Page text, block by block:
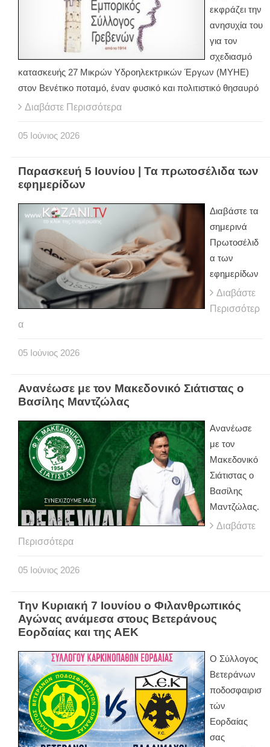
εκφράζει την
ανησυχία του
για τον
σχεδιασμό
κατασκευής 27 Μικρών Υδροηλεκτρικών Έργων (ΜΥΗΕ)
στον Βενέτικο ποταμό, έναν φυσικό και πολιτιστικό θησαυρό
Διαβάστε Περισσότερα
05 Ιούνιος 2026
Παρασκευή 5 Ιουνίου | Τα πρωτοσέλιδα των
εφημερίδων
Διαβάστε τα
σημερινά
Πρωτοσέλιδ
α των
εφημερίδων
Διαβάστε
Περισσότερ
α
05 Ιούνιος 2026
Ανανέωσε με τον Μακεδονικό Σιάτιστας ο
Βασίλης Μαντζώλας
Ανανέωσε
με τον
Μακεδονικό
Σιάτιστας ο
Βασίλης
Μαντζώλας.
Διαβάστε
Περισσότερα
05 Ιούνιος 2026
Την Κυριακή 7 Ιουνίου ο Φιλανθρωπικός
Αγώνας ανάμεσα στους Βετεράνους
Εορδαίας και της ΑΕΚ
Ο Σύλλογος
Βετεράνων
ποδοσφαιρισ
τών
Εορδαίας
σας